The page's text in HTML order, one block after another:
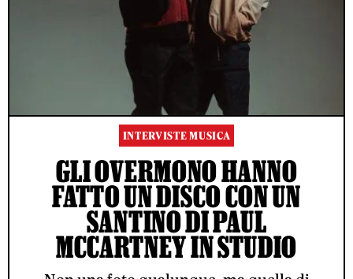
INTERVISTE MUSICA
GLI OVERMONO HANNO
FATTO UN DISCO CON UN
SANTINO DI PAUL
MCCARTNEY IN STUDIO